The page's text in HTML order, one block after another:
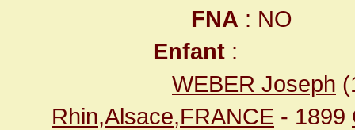
FNA : NO
Enfant :
WEBER Joseph
Rhin,Alsace,FRANCE - 1899